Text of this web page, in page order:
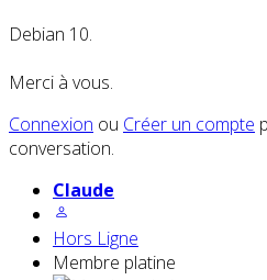
Debian 10.
Merci à vous.
Connexion ou Créer un compte
conversation.
Claude
Hors Ligne
Membre platine